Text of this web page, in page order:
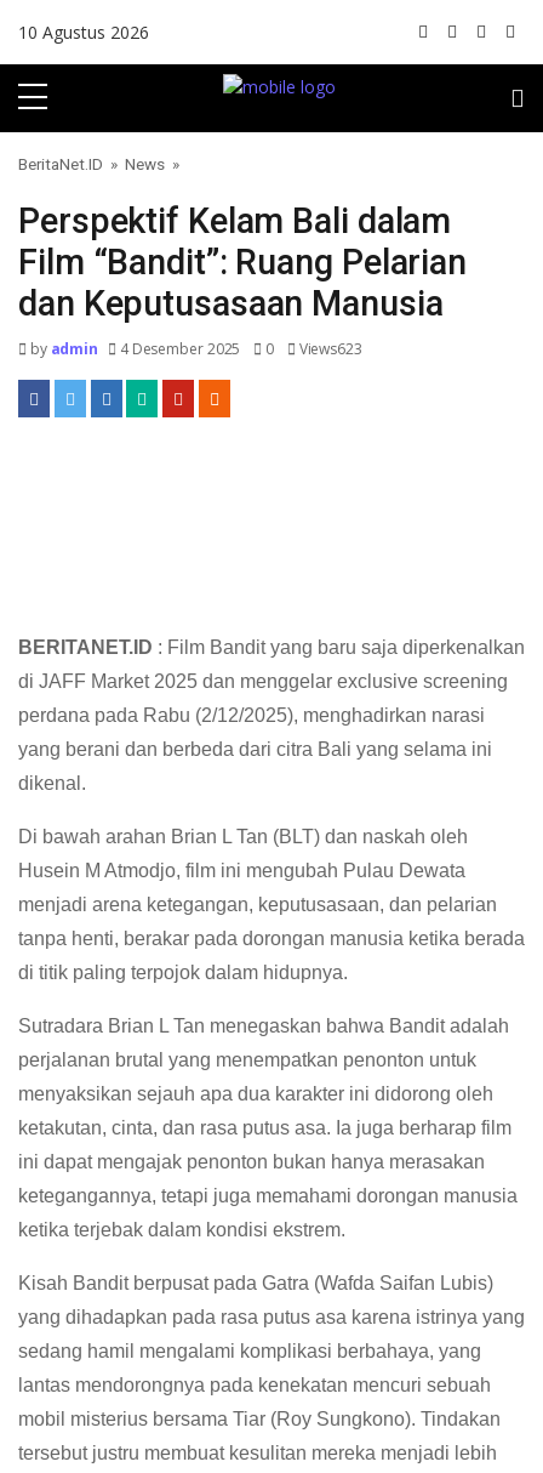
10 Agustus 2026
BeritaNet.ID » News »
Perspektif Kelam Bali dalam
Film “Bandit”: Ruang Pelarian
dan Keputusasaan Manusia
byadmin 4 Desember 2025 0 Views623
BERITANET.ID : Film Bandit yang baru saja diperkenalkan
di JAFF Market 2025 dan menggelar exclusive screening
perdana pada Rabu (2/12/2025), menghadirkan narasi
yang berani dan berbeda dari citra Bali yang selama ini
dikenal.
Di bawah arahan Brian L Tan (BLT) dan naskah oleh
Husein M Atmodjo, film ini mengubah Pulau Dewata
menjadi arena ketegangan, keputusasaan, dan pelarian
tanpa henti, berakar pada dorongan manusia ketika berada
di titik paling terpojok dalam hidupnya.
Sutradara Brian L Tan menegaskan bahwa Bandit adalah
perjalanan brutal yang menempatkan penonton untuk
menyaksikan sejauh apa dua karakter ini didorong oleh
ketakutan, cinta, dan rasa putus asa. Ia juga berharap film
ini dapat mengajak penonton bukan hanya merasakan
ketegangannya, tetapi juga memahami dorongan manusia
ketika terjebak dalam kondisi ekstrem.
Kisah Bandit berpusat pada Gatra (Wafda Saifan Lubis)
yang dihadapkan pada rasa putus asa karena istrinya yang
sedang hamil mengalami komplikasi berbahaya, yang
lantas mendorongnya pada kenekatan mencuri sebuah
mobil misterius bersama Tiar (Roy Sungkono). Tindakan
tersebut justru membuat kesulitan mereka menjadi lebih